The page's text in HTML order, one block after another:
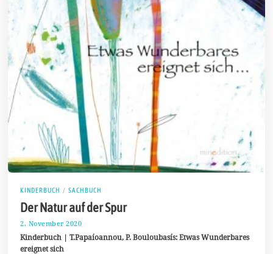
KINDERBUCH / SACHBUCH
Der Natur auf der Spur
2. November 2020
N
Kinderbuch | T.Papaíoannou, P. Bouloubasís: Etwas Wunderbares
ereignet sich